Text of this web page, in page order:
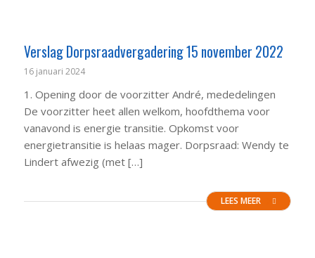
Verslag Dorpsraadvergadering 15 november 2022
16 januari 2024
1. Opening door de voorzitter André, mededelingen
De voorzitter heet allen welkom, hoofdthema voor
vanavond is energie transitie. Opkomst voor
energietransitie is helaas mager. Dorpsraad: Wendy te
Lindert afwezig (met […]
LEES MEER